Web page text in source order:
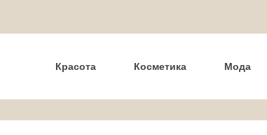
Красота Косметика Мода